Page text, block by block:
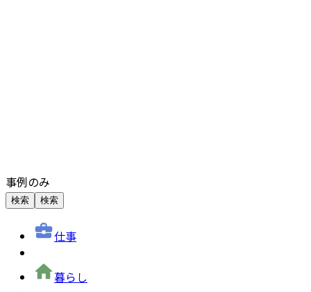
事例のみ
検索 検索
仕事
暮らし